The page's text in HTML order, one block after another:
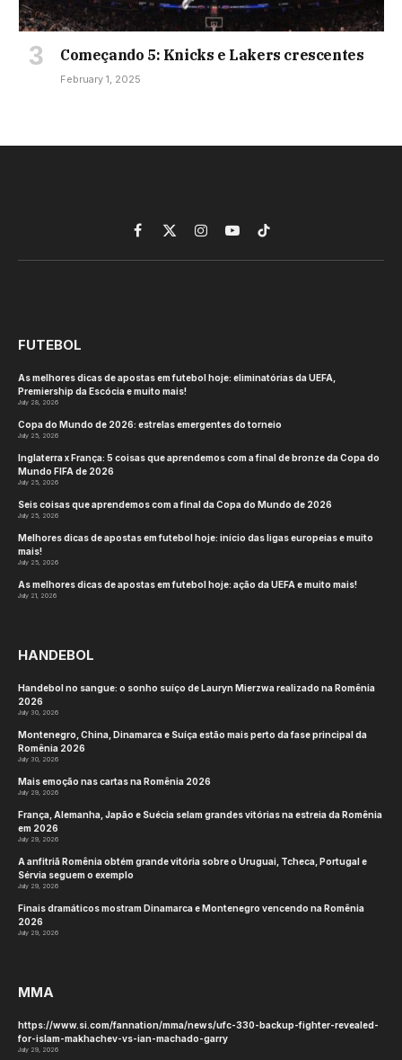
Começando 5: Knicks e Lakers crescentes
February 1, 2025
Facebook
X
(Twitter)
InstagramYouTubeTikTok
FUTEBOL
As melhores dicas de apostas em futebol hoje: eliminatórias da UEFA,
Premiership da Escócia e muito mais!
July 28, 2026
Copa do Mundo de 2026: estrelas emergentes do torneio
July 25, 2026
Inglaterra x França: 5 coisas que aprendemos com a final de bronze da Copa do
Mundo FIFA de 2026
July 25, 2026
Seis coisas que aprendemos com a final da Copa do Mundo de 2026
July 25, 2026
Melhores dicas de apostas em futebol hoje: início das ligas europeias e muito
mais!
July 25, 2026
As melhores dicas de apostas em futebol hoje: ação da UEFA e muito mais!
July 21, 2026
HANDEBOL
Handebol no sangue: o sonho suíço de Lauryn Mierzwa realizado na Romênia
2026
July 30, 2026
Montenegro, China, Dinamarca e Suíça estão mais perto da fase principal da
Romênia 2026
July 30, 2026
Mais emoção nas cartas na Romênia 2026
July 29, 2026
França, Alemanha, Japão e Suécia selam grandes vitórias na estreia da Romênia
em 2026
July 29, 2026
A anfitriã Romênia obtém grande vitória sobre o Uruguai, Tcheca, Portugal e
Sérvia seguem o exemplo
July 29, 2026
Finais dramáticos mostram Dinamarca e Montenegro vencendo na Romênia
2026
July 29, 2026
MMA
https://www.si.com/fannation/mma/news/ufc-330-backup-fighter-revealed-
for-islam-makhachev-vs-ian-machado-garry
July 29, 2026